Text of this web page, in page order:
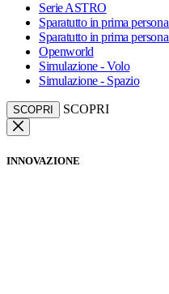
Serie ASTRO
Sparatutto in prima
Sparatutto in prima
Openworld
Simulazione - Volo
Simulazione - Spazio
SCOPRI SCOPRI
INNOVAZIONE